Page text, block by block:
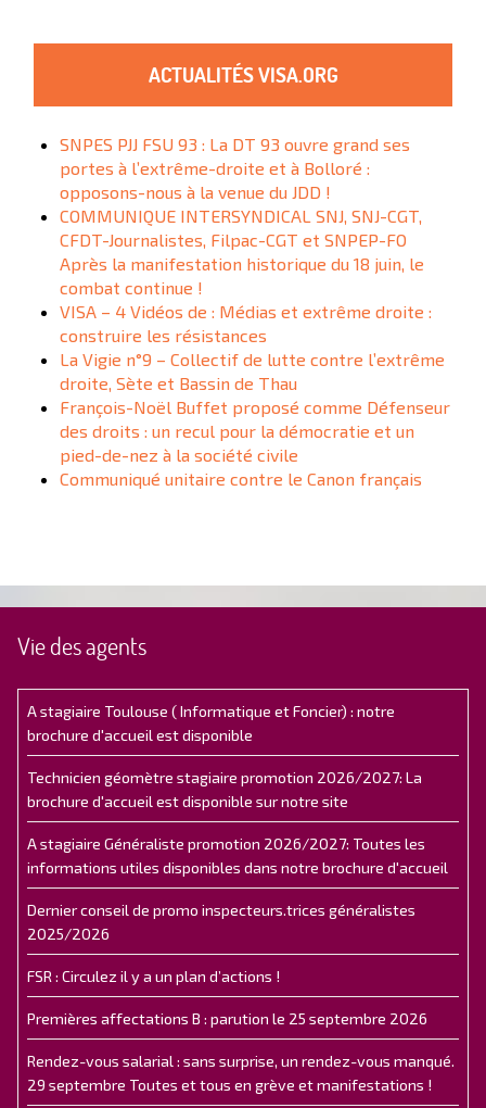
ACTUALITÉS VISA.ORG
SNPES PJJ FSU 93 : La DT 93 ouvre grand ses
portes à l’extrême-droite et à Bolloré :
opposons-nous à la venue du JDD !
COMMUNIQUE INTERSYNDICAL SNJ, SNJ-CGT,
CFDT-Journalistes, Filpac-CGT et SNPEP-FO
Après la manifestation historique du 18 juin, le
combat continue !
VISA – 4 Vidéos de : Médias et extrême droite :
construire les résistances
La Vigie n°9 – Collectif de lutte contre l’extrême
droite, Sète et Bassin de Thau
François-Noël Buffet proposé comme Défenseur
des droits : un recul pour la démocratie et un
pied-de-nez à la société civile
Communiqué unitaire contre le Canon français
Vie des agents
A stagiaire Toulouse ( Informatique et Foncier) : notre
brochure d'accueil est disponible
Technicien géomètre stagiaire promotion 2026/2027: La
brochure d'accueil est disponible sur notre site
A stagiaire Généraliste promotion 2026/2027: Toutes les
informations utiles disponibles dans notre brochure d'accueil
Dernier conseil de promo inspecteurs.trices généralistes
2025/2026
FSR : Circulez il y a un plan d’actions !
Premières affectations B : parution le 25 septembre 2026
Rendez-vous salarial : sans surprise, un rendez-vous manqué.
29 septembre Toutes et tous en grève et manifestations !